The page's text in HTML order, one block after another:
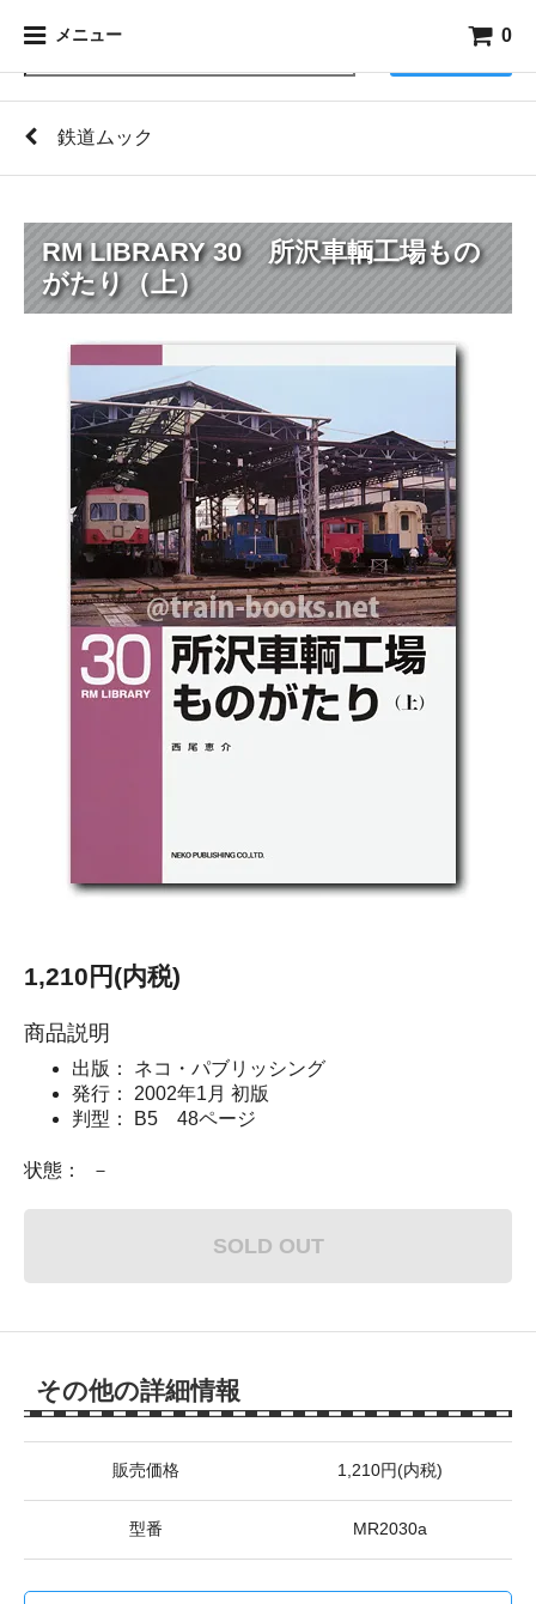
メニュー 0
鉄道ムック
RM LIBRARY 30 所沢車輌工場もの
がたり（上）
1,210円(内税)
商品説明
出版： ネコ・パブリッシング
発行： 2002年1月 初版
判型： B5 48ページ
状態： －
SOLD OUT
その他の詳細情報
販売価格 1,210円(内税)
型番 MR2030a